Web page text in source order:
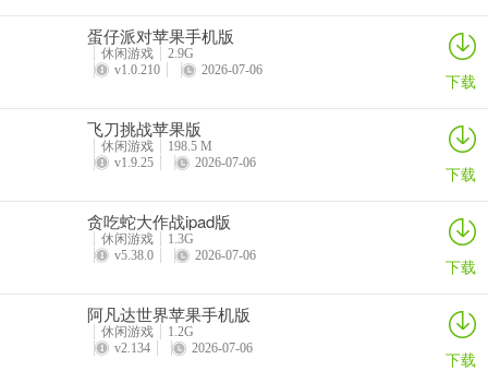
2、获取方法：在结尾选择“删除”按钮。
这里没有游戏密码破解攻略
的私人号码。
2、首先打开图片文件夹
蛋仔派对苹果手机版
休闲游戏
2.9G
v1.0.210
2026-07-06 下载
飞刀挑战苹果版
休闲游戏
198.5 M
v1.9.25
2026-07-06 下载
贪吃蛇大作战ipad版
休闲游戏
1.3G
v5.38.0
2026-07-06 下载
阿凡达世界苹果手机版
休闲游戏
1.2G
v2.134
2026-07-06 下载